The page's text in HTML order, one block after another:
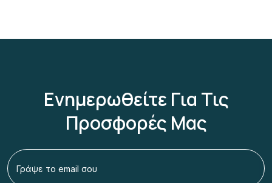
Ενημερωθείτε Για Τις
Προσφορές Μας